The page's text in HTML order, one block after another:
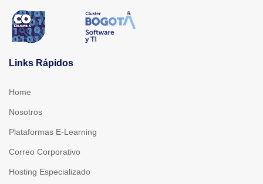
Links Rápidos
Home
Nosotros
Plataformas E-Learning
Correo Corporativo
Hosting Especializado